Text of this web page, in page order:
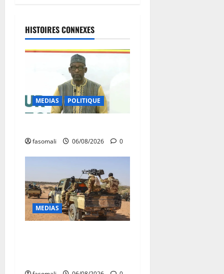
HISTOIRES CONNEXES
MEDIAS POLITIQUE
fasomali 06/08/2026 0
MEDIAS